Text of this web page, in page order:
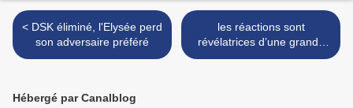
< DSK éliminé, l'Elysée perd
son adversaire préféré
les réactions sont
révélatrices d’une grande
confusion dans les esprits
Hébergé par Canalblog